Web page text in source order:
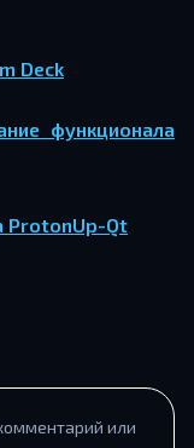
Deck
функ­ци­о­на­ла
ProtonUp-Qt
или